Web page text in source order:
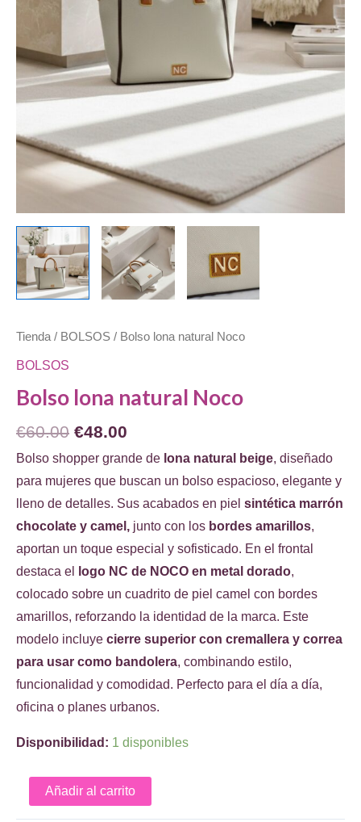
Tienda / BOLSOS / Bolso lona natural Noco
BOLSOS
Bolso lona natural Noco
€60.00 El
precio
original
era:
€60.00.
€48.00
precio
actual
es:
€48.00.
Bolso shopper grande de lona natural beige, diseñado
para mujeres que buscan un bolso espacioso, elegante y
lleno de detalles. Sus acabados en piel sintética marrón
chocolate y camel, junto con los bordes amarillos,
aportan un toque especial y sofisticado. En el frontal
destaca el
logo NC de NOCO en metal dorado,
colocado sobre un cuadrito de piel camel con bordes
amarillos, reforzando la identidad de la marca. Este
modelo incluye cierre superior con cremallera y correa
para usar como bandolera, combinando estilo,
funcionalidad y comodidad. Perfecto para el día a día,
oficina o planes urbanos.
Disponibilidad: 1 disponibles
Bolso
lona
Añadir al carrito